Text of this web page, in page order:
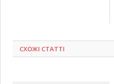
СХОЖІ СТАТТІ